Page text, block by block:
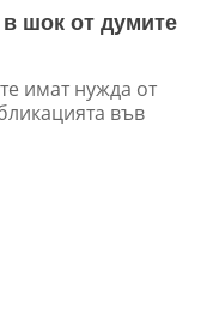
шок от думите
имат нужда от
във